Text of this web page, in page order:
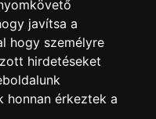
javítsa a
hogy személyre
hirdetéseket
honnan érkeztek a
kizárólag átutalással